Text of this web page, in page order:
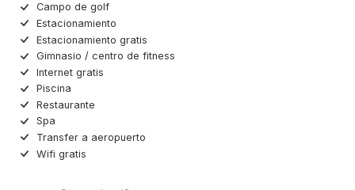
Campo de golf
Estacionamiento
Estacionamiento gratis
Gimnasio / centro de fitness
Internet gratis
Piscina
Restaurante
Spa
Transfer a aeropuerto
Wifi gratis